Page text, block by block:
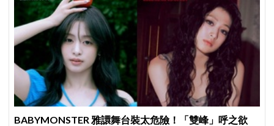
BABYMONSTER 雅譞舞台裝太危險！「雙峰」呼之欲